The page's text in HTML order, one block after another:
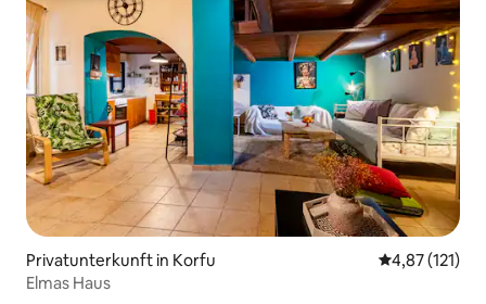
Privatunterkunft in Korfu
4,87 (121)
Elmas Haus